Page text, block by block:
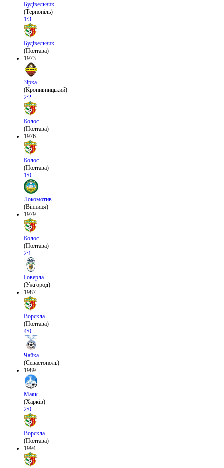
Будівельник
(Тернопіль)
1:3
Будівельник
(Полтава)
1973
Зірка
(Кропивницький)
2:2
Колос
(Полтава)
1976
Колос
(Полтава)
1:0
Локомотив
(Вінниця)
1979
Колос
(Полтава)
2:1
Говерла
(Ужгород)
1987
Ворскла
(Полтава)
4:0
Чайка
(Севастополь)
1989
Маяк
(Харків)
2:0
Ворскла
(Полтава)
1994